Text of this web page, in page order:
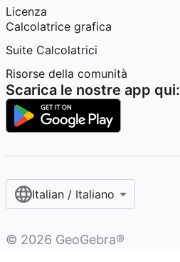
Licenza
Calcolatrice grafica
Suite Calcolatrici
Risorse della comunità
Scarica le nostre app qui:
Italian / Italiano‎
© 2026 GeoGebra®